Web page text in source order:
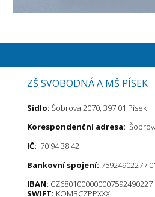
ZŠ SVOBODNÁ A MŠ PÍSEK
Sídlo: Šobrova 2070, 397 01 Písek
Korespondenční adresa:
IČ: 70 94 38 42
Bankovní spojení: 7592490227 /
IBAN: CZ6801000000007592490227
SWIFT: KOMBCZPPXXX